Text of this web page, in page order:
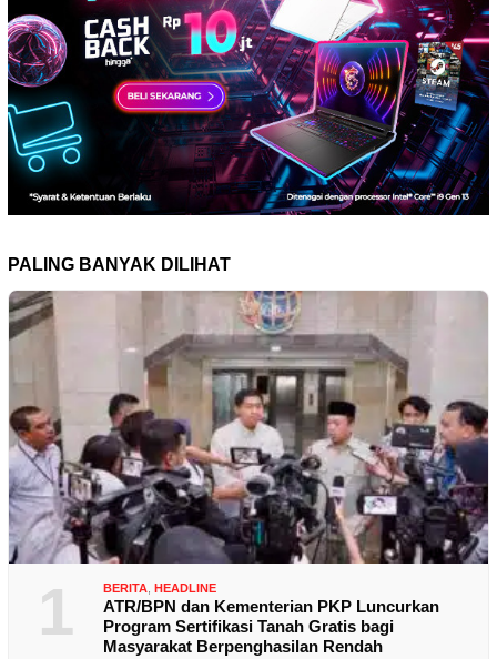
PALING BANYAK DILIHAT
1 BERITA HEADLINE
ATR/BPN dan Kementerian PKP Luncurkan
Program Sertifikasi Tanah Gratis bagi
Masyarakat Berpenghasilan Rendah